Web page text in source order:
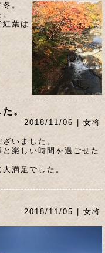
。
葉は
。
2018/11/06 | 女将
いました。
楽しい時間を過ごせた
満足でした。
2018/11/05 | 女将